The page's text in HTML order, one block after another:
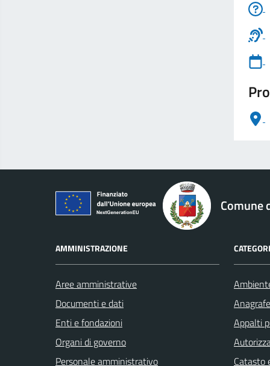
logo Unione Europea
Comune
AMMINISTRAZIONE
Aree amministrative
Documenti e dati
Enti e fondazioni
Organi di governo
Personale amministrativo
Appalti
Catasto